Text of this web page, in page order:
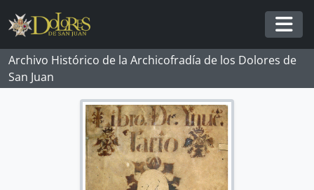
Skip to main content
Archivo Histórico de la Archicofradía de los Dolores de
San Juan